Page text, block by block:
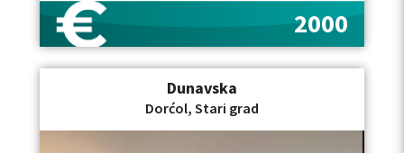
svetlom, dok veliki prozori i otvoreni pogledi dodatno
naglašavaju osećaj prostranosti. Dnevni boravak,
povezan sa trpezarijom, predstavlja centralni deo
stana i izlazi na prostranu terasu, idealnu za odmor i
uživanje. Kuhinja je odvojena, potpuno opremljena
Bosch belom tehnikom i funkcionalno organizovana.
Master spavaća soba poseduje sopstveno kupatilo i
pruža visok nivo privatnosti, dok se u stanu nalaze još
jedna komforna spavaća soba, dodatno kupatilo, kao i
2000
Dunavska
Dorćol, Stari grad